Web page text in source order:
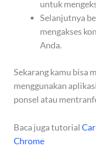
untuk
Selanjutnya
mengakses
Anda.
Sekarang kamu bisa
menggunakan
ponsel atau
Baca juga tutorial
Chrome